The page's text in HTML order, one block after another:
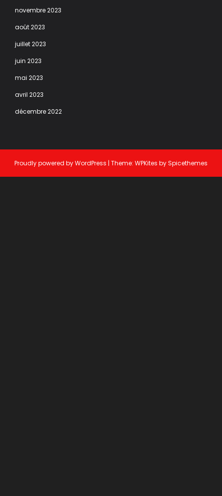
novembre 2023
août 2023
juillet 2023
juin 2023
mai 2023
avril 2023
décembre 2022
Proudly powered byWordPress | Theme: WPKites bySpicethemes